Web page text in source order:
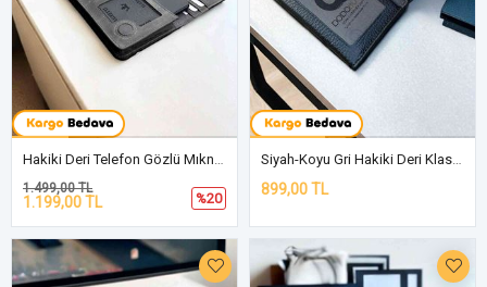
1.199,00 TL
1.499,00 TL
%20
899,00 TL